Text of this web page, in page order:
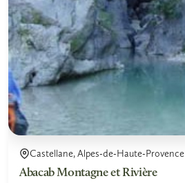
Castellane, Alpes-de-Haute-Provence
Abacab Montagne et Rivière